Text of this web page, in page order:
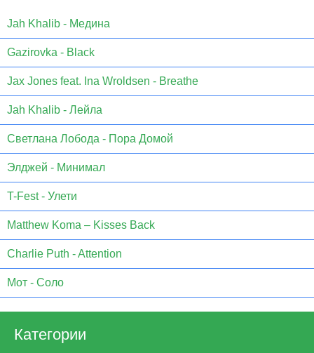
Jаh Khаlib - Медина
Gazirovka - Black
Jax Jones feat. Ina Wroldsen - Breathe
Jah Khalib - Лейла
Светлана Лобода - Пора Домой
Элджей - Минимал
T-Fest - Улети
Matthew Koma – Kisses Back
Charlie Puth - Attention
Мот - Соло
Категории